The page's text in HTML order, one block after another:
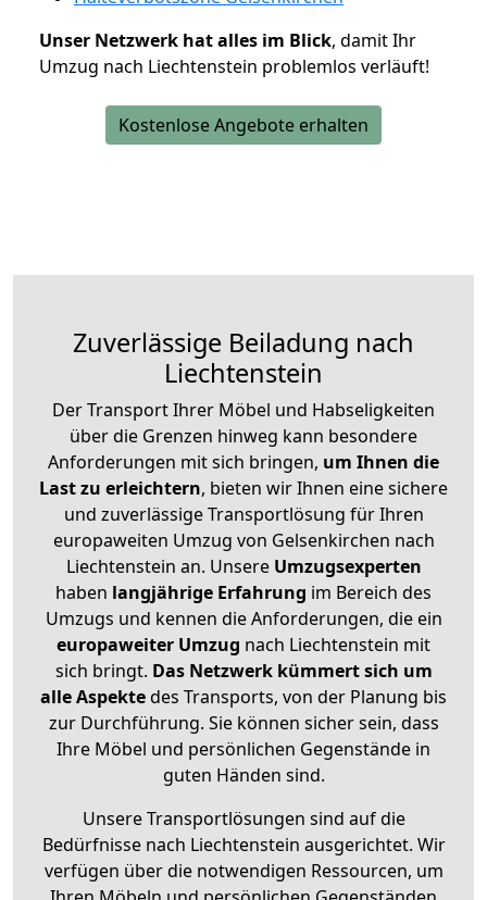
Unser Netzwerk hat alles im Blick, damit Ihr
Umzug nach Liechtenstein problemlos verläuft!
Kostenlose Angebote erhalten
Zuverlässige Beiladung nach
Liechtenstein
Der Transport Ihrer Möbel und Habseligkeiten
über die Grenzen hinweg kann besondere
Anforderungen mit sich bringen, um Ihnen die
Last zu erleichtern, bieten wir Ihnen eine sichere
und zuverlässige Transportlösung für Ihren
europaweiten Umzug von Gelsenkirchen nach
Liechtenstein an. Unsere Umzugsexperten
haben langjährige Erfahrung im Bereich des
Umzugs und kennen die Anforderungen, die ein
europaweiter Umzug nach Liechtenstein mit
sich bringt. Das Netzwerk kümmert sich um
alle Aspektedes Transports, von der Planung bis
zur Durchführung. Sie können sicher sein, dass
Ihre Möbel und persönlichen Gegenstände in
guten Händen sind.
Unsere Transportlösungen sind auf die
Bedürfnisse nach Liechtenstein ausgerichtet. Wir
verfügen über die notwendigen Ressourcen, um